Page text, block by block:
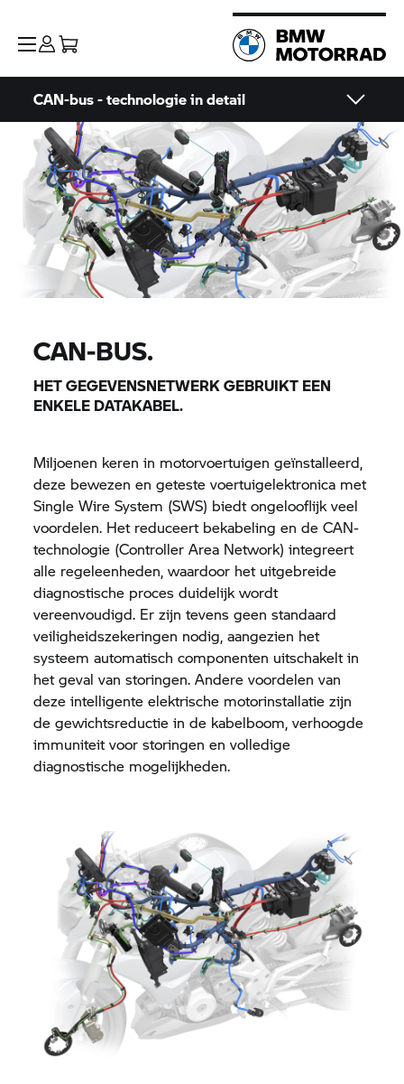
CAN-bus - technologie in detail
CAN-BUS.
HET GEGEVENSNETWERK GEBRUIKT EEN
ENKELE DATAKABEL.
Miljoenen keren in motorvoertuigen geïnstalleerd,
deze bewezen en geteste voertuigelektronica met
Single Wire System (SWS) biedt ongelooflijk veel
voordelen. Het reduceert bekabeling en de CAN-
technologie (Controller Area Network) integreert
alle regeleenheden, waardoor het uitgebreide
diagnostische proces duidelijk wordt
vereenvoudigd. Er zijn tevens geen standaard
veiligheidszekeringen nodig, aangezien het
systeem automatisch componenten uitschakelt in
het geval van storingen. Andere voordelen van
deze intelligente elektrische motorinstallatie zijn
de gewichtsreductie in de kabelboom, verhoogde
immuniteit voor storingen en volledige
diagnostische mogelijkheden.